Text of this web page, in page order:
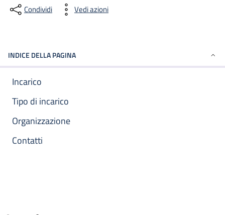
Condividi Vedi azioni
INDICE DELLA PAGINA
Incarico
Tipo di incarico
Organizzazione
Contatti